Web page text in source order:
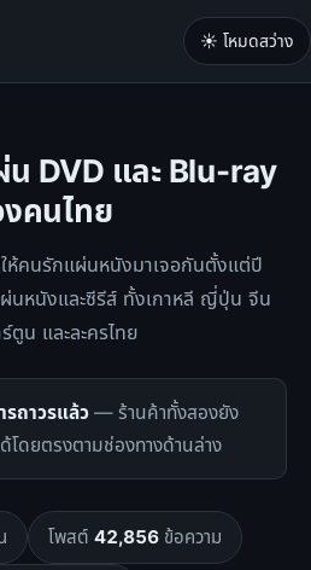
☀️ โหมดสว่าง
DVD และ Blu-ray
คนไทย
ห้คนรักแผ่นหนังมาเจอกันตั้งแต่ปี
นหนังและซีรีส์ ทั้งเกาหลี ญี่ปุ่น จีน
ตูน และละครไทย
รถาวรแล้ว — ร้านค้าทั้งสองยัง
โดยตรงตามช่องทางด้านล่าง
โพสต์ 42,856ข้อความ